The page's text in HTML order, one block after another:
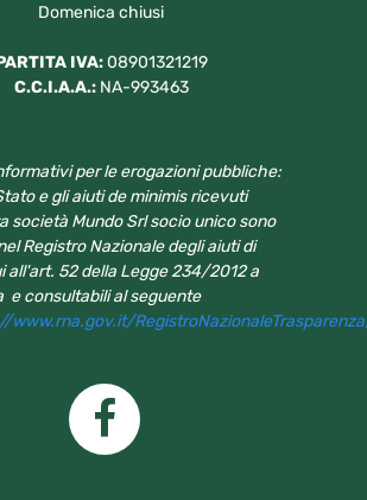
Domenica chiusi
IVA:08901321219
C.C.I.A.A.: NA-993463
per le erogazioni pubbliche:
e gli aiuti de minimis ricevuti
società Mundo Srl socio unico sono
Registro Nazionale degli aiuti di
all'art. 52 della Legge 234/2012 a
e consultabili al seguente
www.rna.gov.it/